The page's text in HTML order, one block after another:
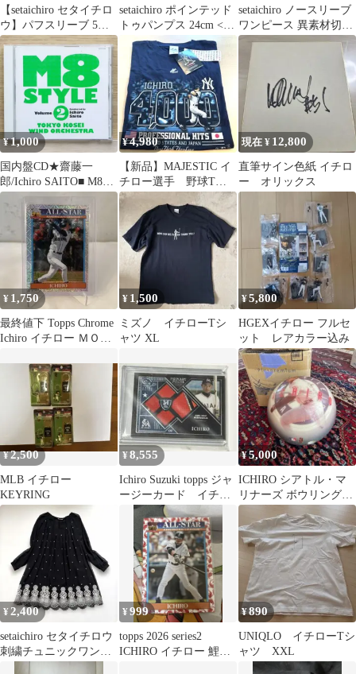
【setaichiro セタイチロ
ウ】パフスリーブ 5部
袖 ニット 2
setaichiro ポインテッド
トゥパンプス 24cm <美
品>
setaichiro ノースリーブ
ワンピース 異素材切替
ビジュー 黒 M
¥1,000
国内盤CD★齋藤一
郎/Ichiro SAITO■ M8
Style Vol.2: 齋藤一郎 /
東京佼成wind O
【KOCD0802/494784507
7865】D04104
¥4,980
【新品】MAJESTIC イ
チロー選手 野球Tシ
ャツ
現在 ¥ 12,800
直筆サイン色紙 イチロ
ー オリックス
¥ 1,750
最終値下 Topps Chrome
Ichiro イチロー ＭＯＪ
¥ 1,500
ミズノ イチローTシ
ャツ XL
¥5,800
HGEXイチロー フルセ
ット レアカラー込み
¥2,500
MLB イチロー
KEYRING
¥8,555
Ichiro Suzuki topps ジャ
ージーカード イチロ
¥5,000
ICHIRO シアトル・マ
リナーズ ボウリングボ
ール イチロー
¥2,400
setaichiro セタイチロウ
刺繍チュニックワンピ
ース ブラック Aライン
¥999
topps 2026 series2
ICHIRO イチロー 鯉パ
¥890
UNIQLO イチローTシ
ャツ XXL